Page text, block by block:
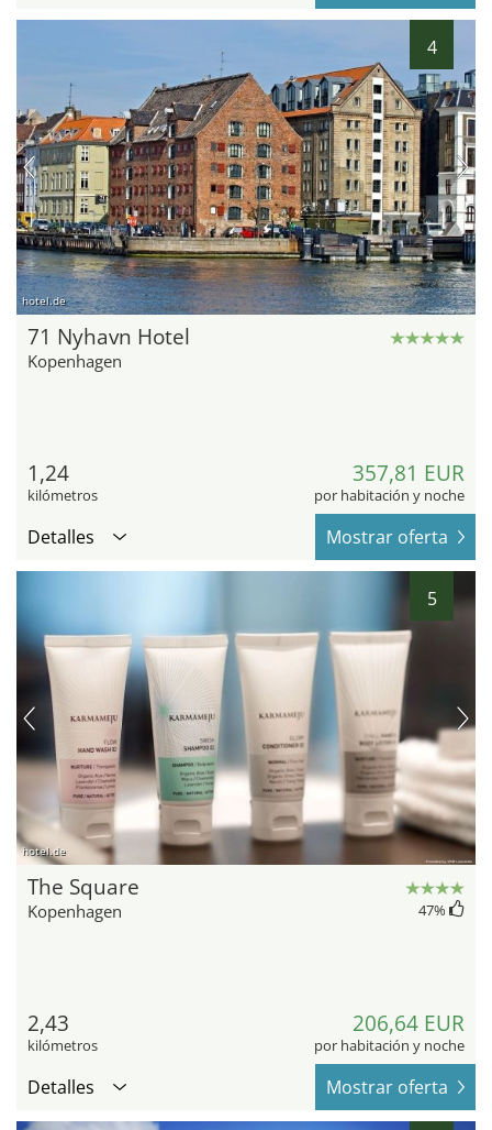
4
hotel.de
71 Nyhavn Hotel
Kopenhagen
1,24
kilómetros
357,81 EUR
por habitación y noche
Detalles Mostrar oferta
5
hotel.de
The Square
Kopenhagen 47%
2,43
kilómetros
206,64 EUR
por habitación y noche
Detalles Mostrar oferta